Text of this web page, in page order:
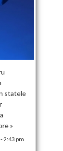
statele
»
2:43 pm